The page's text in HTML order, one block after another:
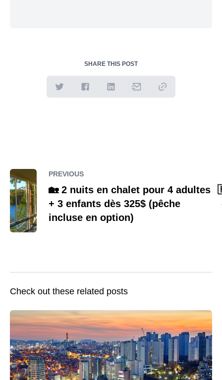
SHARE THIS POST
PREVIOUS
🏡 2 nuits en chalet pour 4 adultes
+ 3 enfants dès 325$ (pêche
incluse en option)
Check out these related posts